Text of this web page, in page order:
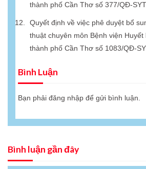
thành phố Cần Thơ số 377/QĐ-
Quyết định về việc phê duyệt bổ
thuật chuyên môn Bệnh viện Huyết
thành phố Cần Thơ số 1083/QĐ-
Bình Luận
Bạn phải đăng nhập để gửi bình luận.
Bình luận gần đây